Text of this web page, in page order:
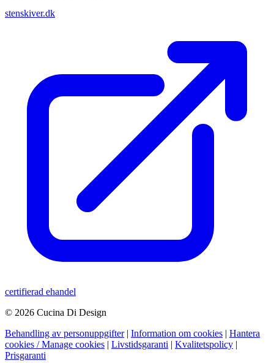
stenskiver.dk
certifierad ehandel
© 2026 Cucina Di Design
Behandling av personuppgifter | Information om cookies | Hantera
cookies / Manage cookies | Livstidsgaranti | Kvalitetspolicy |
Prisgaranti